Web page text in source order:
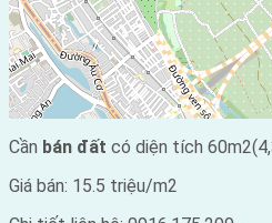
Cần bán đất có diện tích
Giá bán: 15.5 triệu/m2